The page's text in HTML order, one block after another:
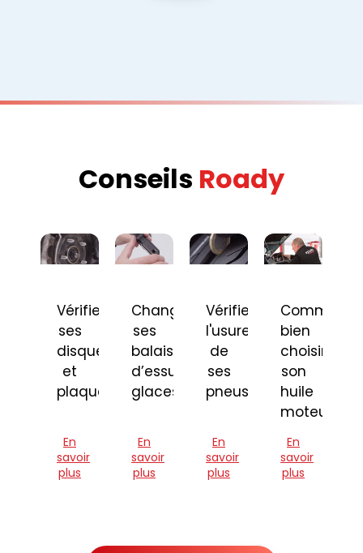
Conseils Roady
Vérifier
ses
disques
et
plaquettes
En
savoir
plus
Changer
ses
balais
d’essuie-
glaces
En
savoir
plus
Vérifier
l'usure
de
ses
pneus
En
savoir
plus
Comment
bien
choisir
son
huile
moteur
En
savoir
plus